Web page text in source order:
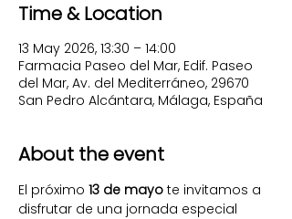
Time & Location
13 May 2026, 13:30 – 14:00
Farmacia Paseo del Mar, Edif. Paseo
del Mar, Av. del Mediterráneo, 29670
San Pedro Alcántara, Málaga, España
About the event
El próximo 13 de mayo te invitamos a
disfrutar de una jornada especial